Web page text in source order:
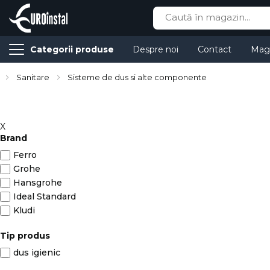
Cauta
Categorii produse Despre noi Contact
Sanitare Sisteme de dus si alte componente
X
Brand
Ferro
Grohe
Hansgrohe
Ideal Standard
Kludi
Tip produs
dus igienic